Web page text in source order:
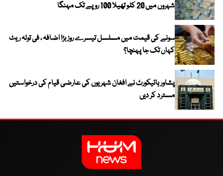
شہروں میں 20 کلو تھیلا 100 روپے تک مہنگا
سونے کی قیمت میں مسلسل تیسرے روز بڑا اضافہ ، فی تولہ ریٹ
کہاں تک جا پہنچا؟
پشاور ہائیکورٹ نے افغان شہریوں کی عارضی قیام کی درخواستیں
مسترد کر دیں